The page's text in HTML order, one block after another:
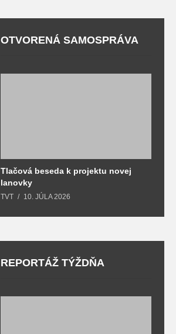
OTVORENÁ SAMOSPRÁVA
Tlačová beseda k projektu novej
lanovky
TVT 10. JÚLA 2026
REPORTÁŽ TÝŽDŇA